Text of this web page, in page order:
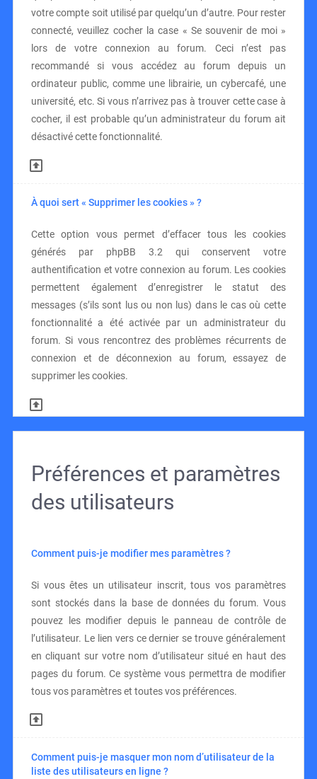
votre compte soit utilisé par quelqu’un d’autre. Pour rester
connecté, veuillez cocher la case « Se souvenir de moi »
lors de votre connexion au forum. Ceci n’est pas
recommandé si vous accédez au forum depuis un
ordinateur public, comme une librairie, un cybercafé, une
université, etc. Si vous n’arrivez pas à trouver cette case à
cocher, il est probable qu’un administrateur du forum ait
désactivé cette fonctionnalité.
À quoi sert « Supprimer les cookies » ?
Cette option vous permet d’effacer tous les cookies
générés par phpBB 3.2 qui conservent votre
authentification et votre connexion au forum. Les cookies
permettent également d’enregistrer le statut des
messages (s’ils sont lus ou non lus) dans le cas où cette
fonctionnalité a été activée par un administrateur du
forum. Si vous rencontrez des problèmes récurrents de
connexion et de déconnexion au forum, essayez de
supprimer les cookies.
Préférences et paramètres
des utilisateurs
Comment puis-je modifier mes paramètres ?
Si vous êtes un utilisateur inscrit, tous vos paramètres
sont stockés dans la base de données du forum. Vous
pouvez les modifier depuis le panneau de contrôle de
l’utilisateur. Le lien vers ce dernier se trouve généralement
en cliquant sur votre nom d’utilisateur situé en haut des
pages du forum. Ce système vous permettra de modifier
tous vos paramètres et toutes vos préférences.
Comment puis-je masquer mon nom d’utilisateur de la
liste des utilisateurs en ligne ?